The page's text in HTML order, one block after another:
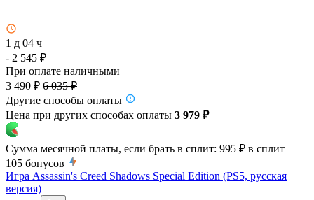
1 д 04 ч
- 2 545 ₽
При оплате наличными
3 490 ₽ 6 035 ₽
Другие способы оплаты
Цена при других способах оплаты 3 979 ₽
Сумма месячной платы, если брать в сплит: 995 ₽ в сплит
105 бонусов
Игра Assassin's Creed Shadows Special Edition (PS5, русская
версия)